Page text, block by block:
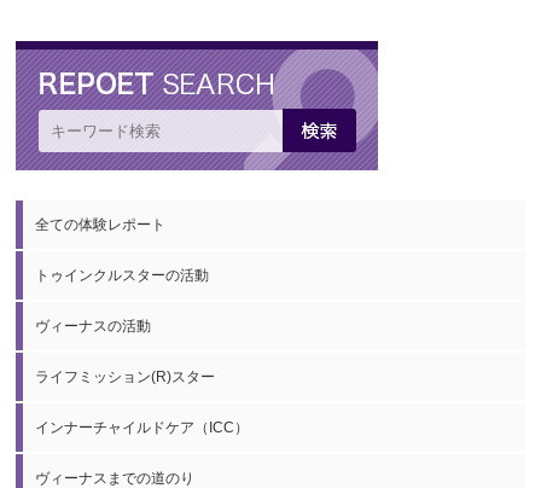
全ての体験レポート
トゥインクルスターの活動
ヴィーナスの活動
ライフミッション(R)スター
インナーチャイルドケア（ICC）
ヴィーナスまでの道のり